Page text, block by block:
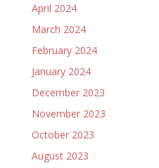
April 2024
March 2024
February 2024
January 2024
December 2023
November 2023
October 2023
August 2023